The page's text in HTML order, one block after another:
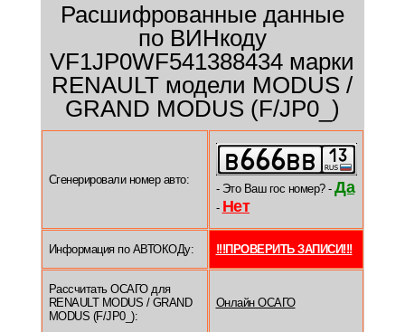
Расшифрованные данные
по ВИНкоду
VF1JP0WF541388434 марки
RENAULT модели MODUS /
GRAND MODUS (F/JP0_)
Сгенерировали номер авто:
- Это Ваш гос номер? - Да
- Нет
Информация по АВТОКОДу: !!!ПРОВЕРИТЬ ЗАПИСИ!!!
Рассчитать ОСАГО для
RENAULT MODUS / GRAND
MODUS (F/JP0_):
Онлайн ОСАГО